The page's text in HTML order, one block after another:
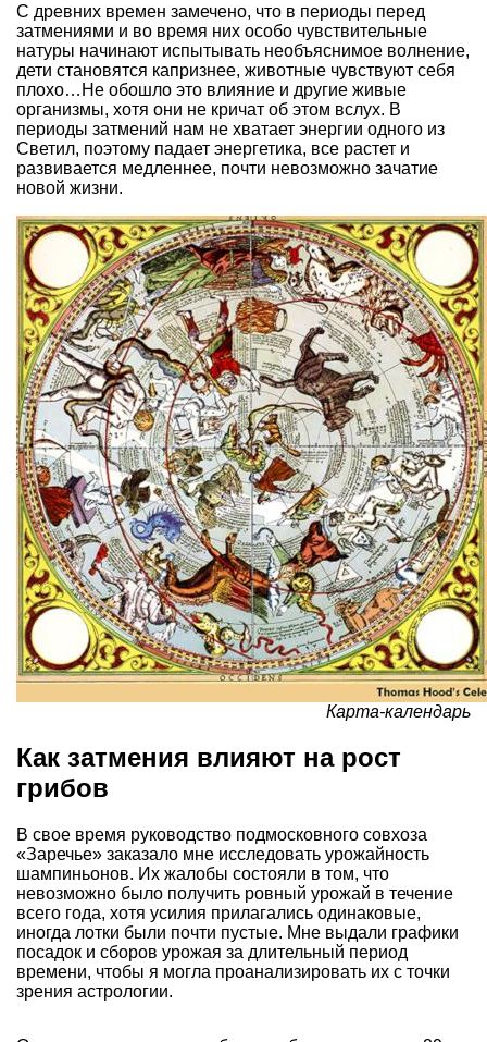
С древних времен замечено, что в периоды перед
затмениями и во время них особо чувствительные
натуры начинают испытывать необъяснимое волнение,
дети становятся капризнее, животные чувствуют себя
плохо…Не обошло это влияние и другие живые
организмы, хотя они не кричат об этом вслух. В
периоды затмений нам не хватает энергии одного из
Светил, поэтому падает энергетика, все растет и
развивается медленнее, почти невозможно зачатие
новой жизни.
Карта-календарь
Как затмения влияют на рост
грибов
В свое время руководство подмосковного совхоза
«Заречье» заказало мне исследовать урожайность
шампиньонов. Их жалобы состояли в том, что
невозможно было получить ровный урожай в течение
всего года, хотя усилия прилагались одинаковые,
иногда лотки были почти пустые. Мне выдали графики
посадок и сборов урожая за длительный период
времени, чтобы я могла проанализировать их с точки
зрения астрологии.